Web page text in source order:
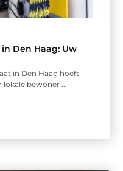
Den Haag: Uw
in Den Haag hoeft
lokale bewoner ...